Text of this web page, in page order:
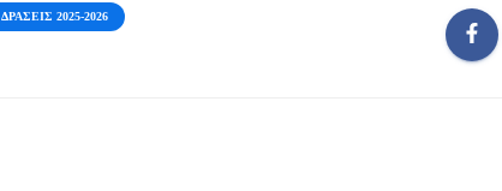
ΔΡΆΣΕΙΣ 2025-2026